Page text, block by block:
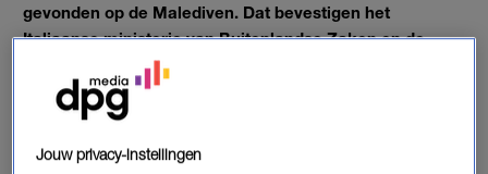
gevonden op de Malediven. Dat bevestigen het
Italiaanse ministerie van Buitenlandse Zaken en de
lokale autoriteiten. Het dodental na het duikincident
staat daarmee op zes.
Italiaanse duikers bracht een bezoek aan het
Jouw privacy-instellingen